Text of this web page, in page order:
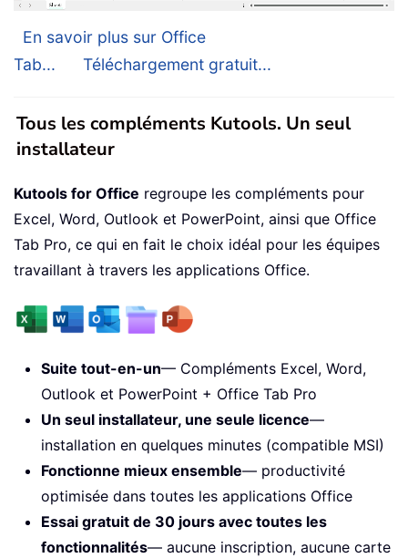
En savoir plus sur Office
Tab...
Téléchargement gratuit...
Tous les compléments Kutools. Un seul
installateur
Kutools for Office regroupe les compléments pour
Excel, Word, Outlook et PowerPoint, ainsi que Office
Tab Pro, ce qui en fait le choix idéal pour les équipes
travaillant à travers les applications Office.
Suite tout-en-un— Compléments Excel, Word,
Outlook et PowerPoint + Office Tab Pro
Un seul installateur, une seule licence—
installation en quelques minutes (compatible MSI)
Fonctionne mieux ensemble— productivité
optimisée dans toutes les applications Office
Essai gratuit de 30 jours avec toutes les
fonctionnalités— aucune inscription, aucune carte